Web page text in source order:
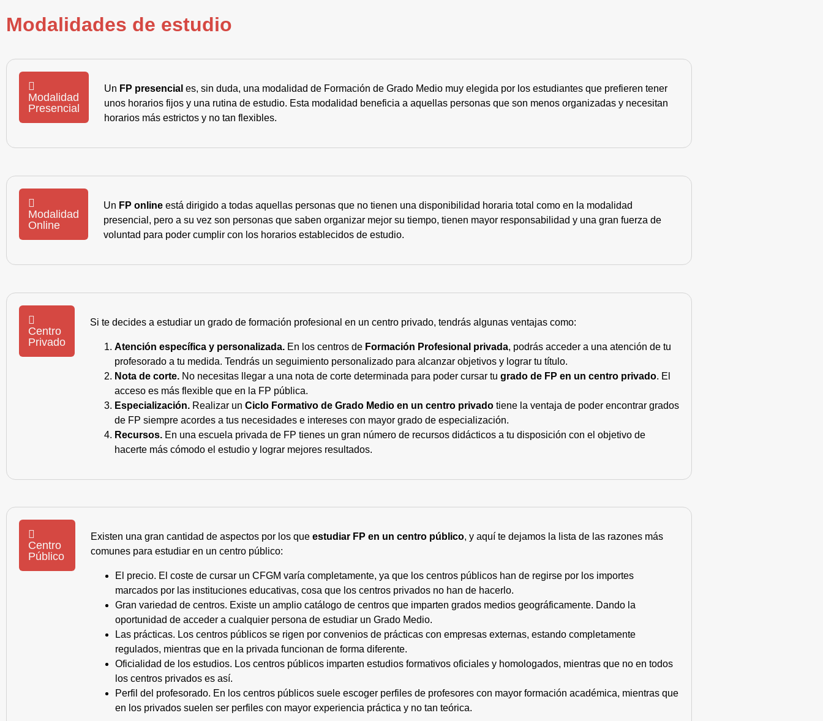
Modalidades de estudio
Modalidad
Presencial
Un FP presencial es, sin duda, una modalidad de Formación de Grado Medio muy elegida por los estudiantes que prefieren tener
unos horarios fijos y una rutina de estudio. Esta modalidad beneficia a aquellas personas que son menos organizadas y necesitan
horarios más estrictos y no tan flexibles.
Modalidad
Online
Un FP online está dirigido a todas aquellas personas que no tienen una disponibilidad horaria total como en la modalidad
presencial, pero a su vez son personas que saben organizar mejor su tiempo, tienen mayor responsabilidad y una gran fuerza de
voluntad para poder cumplir con los horarios establecidos de estudio.
Centro
Privado
Si te decides a estudiar un grado de formación profesional en un centro privado, tendrás algunas ventajas como:
Atención específica y personalizada. En los centros de Formación Profesional privada, podrás acceder a una atención de tu
profesorado a tu medida. Tendrás un seguimiento personalizado para alcanzar objetivos y lograr tu título.
Nota de corte. No necesitas llegar a una nota de corte determinada para poder cursar tu grado de FP en un centro privado. El
acceso es más flexible que en la FP pública.
Especialización. Realizar un Ciclo Formativo de Grado Medio en un centro privado tiene la ventaja de poder encontrar grados
de FP siempre acordes a tus necesidades e intereses con mayor grado de especialización.
Recursos. En una escuela privada de FP tienes un gran número de recursos didácticos a tu disposición con el objetivo de
hacerte más cómodo el estudio y lograr mejores resultados.
Centro
Público
Existen una gran cantidad de aspectos por los queestudiar FP en un centro público, y aquí te dejamos la lista de las razones más
comunes para estudiar en un centro público:
El precio. El coste de cursar un CFGM varía completamente, ya que los centros públicos han de regirse por los importes
marcados por las instituciones educativas, cosa que los centros privados no han de hacerlo.
Gran variedad de centros. Existe un amplio catálogo de centros que imparten grados medios geográficamente. Dando la
oportunidad de acceder a cualquier persona de estudiar un Grado Medio.
Las prácticas. Los centros públicos se rigen por convenios de prácticas con empresas externas, estando completamente
regulados, mientras que en la privada funcionan de forma diferente.
Oficialidad de los estudios. Los centros públicos imparten estudios formativos oficiales y homologados, mientras que no en todos
los centros privados es así.
Perfil del profesorado. En los centros públicos suele escoger perfiles de profesores con mayor formación académica, mientras que
en los privados suelen ser perfiles con mayor experiencia práctica y no tan teórica.